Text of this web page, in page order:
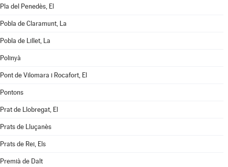
Pla del Penedès, El
Pobla de Claramunt, La
Pobla de Lillet, La
Polinyà
Pont de Vilomara i Rocafort, El
Pontons
Prat de Llobregat, El
Prats de Lluçanès
Prats de Rei, Els
Premià de Dalt